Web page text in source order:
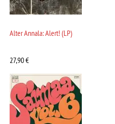
Alter Annala: Alert! (LP)
27,90€